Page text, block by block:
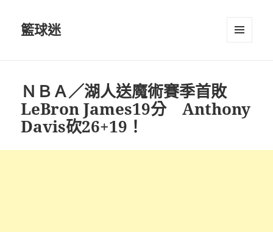
籃球迷
ＮＢＡ／湖人送魔術賽季首敗
LeBron James19分 Anthony
Davis砍26+19！